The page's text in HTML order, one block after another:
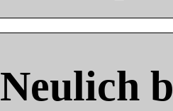
Neulich